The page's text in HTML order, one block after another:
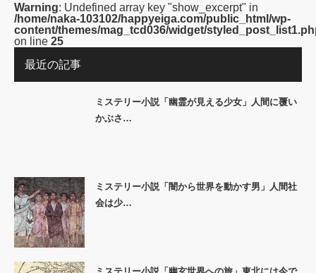
Warning: Undefined array key "show_excerpt" in
/home/naka-103102/happyeiga.com/public_html/wp-
content/themes/mag_tcd036/widget/
on line 25
最近の記事
ミステリー小説「幽霊が見える少女」人間に覆い
かぶさ…
ミステリー小説「闇から世界を動かす男」人間社
会は少…